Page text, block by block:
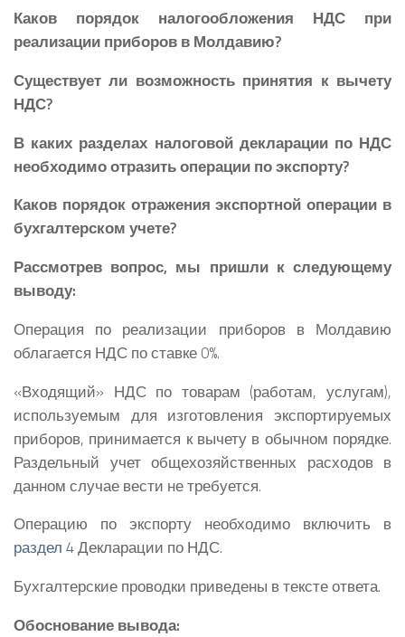
Каков порядок налогообложения НДС при
реализации приборов в Молдавию?
Существует ли возможность принятия к вычету
НДС?
В каких разделах налоговой декларации по НДС
необходимо отразить операции по экспорту?
Каков порядок отражения экспортной операции в
бухгалтерском учете?
Рассмотрев вопрос, мы пришли к следующему
выводу:
Операция по реализации приборов в Молдавию
облагается НДС по ставке 0%.
«Входящий» НДС по товарам (работам, услугам),
используемым для изготовления экспортируемых
приборов, принимается к вычету в обычном порядке.
Раздельный учет общехозяйственных расходов в
данном случае вести не требуется.
Операцию по экспорту необходимо включить в
раздел 4Декларации по НДС.
Бухгалтерские проводки приведены в тексте ответа.
Обоснование вывода: